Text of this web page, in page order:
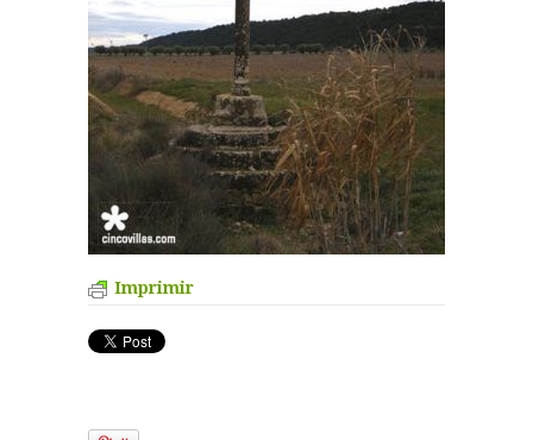
Imprimir